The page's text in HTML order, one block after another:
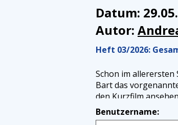
Datum:
Autor:
Heft 03/2026:
Schon im allerersten
Bart das
den Kurzfilm
der Philosoph und
Materie, Geist und
Benutzername: